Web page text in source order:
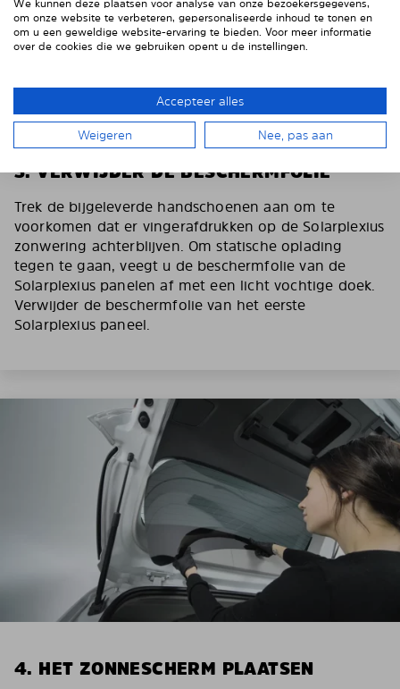
3. VERWIJDER DE BESCHERMFOLIE
Trek de bijgeleverde handschoenen aan om te
voorkomen dat er vingerafdrukken op de Solarplexius
zonwering achterblijven. Om statische oplading
tegen te gaan, veegt u de beschermfolie van de
Solarplexius panelen af met een licht vochtige doek.
Verwijder de beschermfolie van het eerste
Solarplexius paneel.
4. HET ZONNESCHERM PLAATSEN
We kunnen deze plaatsen voor analyse van onze bezoekersgegevens,
om onze website te verbeteren, gepersonaliseerde inhoud te tonen en
om u een geweldige website-ervaring te bieden. Voor meer informatie
over de cookies die we gebruiken opent u de instellingen.
Accepteer alles
Weigeren Nee, pas aan